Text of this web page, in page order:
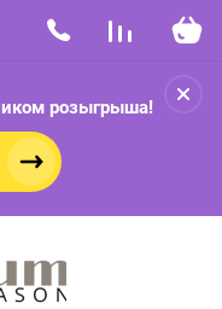
розыгрыша!